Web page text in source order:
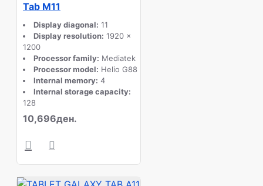
Tab M11
Display diagonal: 11
Display resolution: 1920 x
1200
Processor family: Mediatek
Processor model: Helio G88
Internal memory: 4
Internal storage capacity:
128
10,696ден.